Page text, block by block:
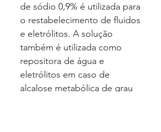
de sódio 0,9% é utilizada para
o restabelecimento de fluidos
e eletrólitos. A solução
também é utilizada como
repositora de água e
eletrólitos em caso de
alcalose metabólica de grau